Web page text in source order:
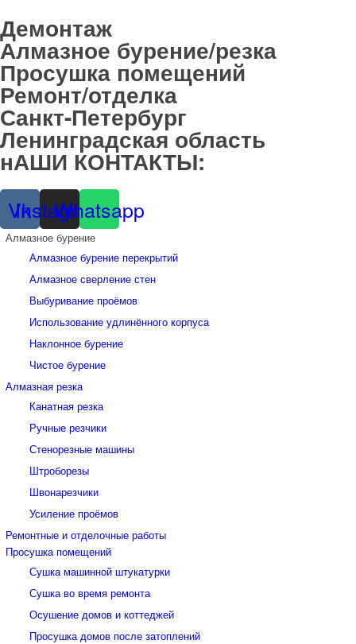
Демонтаж
Алмазное бурение/резка
Просушка помещений
Ремонт/отделка
Санкт-Петербург
Ленинградская область
нАШИ КОНТАКТЫ:
Vk
Instagram
Whatsapp
Алмазное бурение
Алмазное бурение перекрытий
Алмазное сверление стен
Выбуривание проёмов
Использование удлинённого корпуса
Наклонное бурение
Чистое бурение
Алмазная резка
Канатная резка
Ручные резчики
Стенорезные машины
Штроборезы
Швонарезчики
Усиление проёмов
Ремонтные и отделочные работы
Просушка помещений
Сушка машинной штукатурки
Сушка во время ремонта
Осушение домов и коттеджей
Просушка домов после затоплений